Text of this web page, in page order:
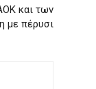
και των
με πέρυσι